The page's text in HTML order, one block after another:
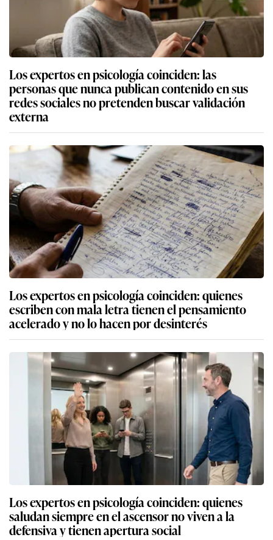
Los expertos en psicología coinciden: las
personas que nunca publican contenido en sus
redes sociales no pretenden buscar validación
externa
Los expertos en psicología coinciden: quienes
escriben con mala letra tienen el pensamiento
acelerado y no lo hacen por desinterés
Los expertos en psicología coinciden: quienes
saludan siempre en el ascensor no viven a la
defensiva y tienen apertura social